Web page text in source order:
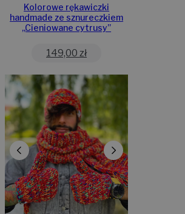
Kolorowe rękawiczki
handmade ze sznureczkiem
,,Cieniowane cytrusy”
149,00 zł